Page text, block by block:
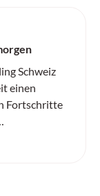
Schweiz
einen
Fortschritte
Schweiz